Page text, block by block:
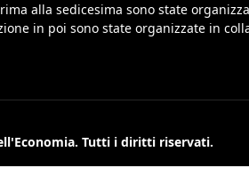
alla sedicesima sono state
in poi sono state organizzate in
Tutti i diritti riservati.